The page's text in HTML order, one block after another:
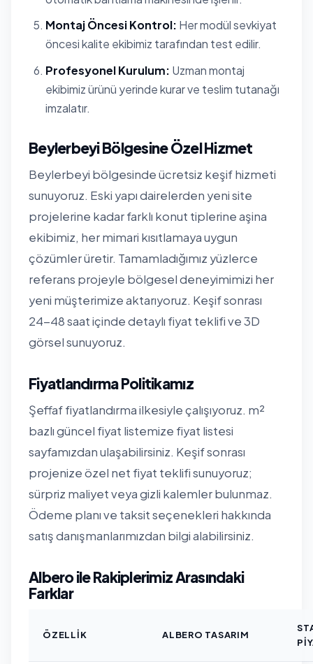
Montaj Öncesi Kontrol: Her modül sevkiyat
öncesi kalite ekibimiz tarafından test edilir.
Profesyonel Kurulum: Uzman montaj
ekibimiz ürünü yerinde kurar ve teslim tutanağı
imzalatır.
Beylerbeyi Bölgesine Özel Hizmet
Beylerbeyi bölgesinde ücretsiz keşif hizmeti
sunuyoruz. Eski yapı dairelerden yeni site
projelerine kadar farklı konut tiplerine aşina
ekibimiz, her mimari kısıtlamaya uygun
çözümler üretir. Tamamladığımız yüzlerce
referans projeyle bölgesel deneyimimizi her
yeni müşterimize aktarıyoruz. Keşif sonrası
24-48 saat içinde detaylı fiyat teklifi ve 3D
görsel sunuyoruz.
Fiyatlandırma Politikamız
Şeffaf fiyatlandırma ilkesiyle çalışıyoruz. m²
bazlı güncel fiyat listemize fiyat listesi
sayfamızdanulaşabilirsiniz. Keşif sonrası
projenize özel net fiyat teklifi sunuyoruz;
sürpriz maliyet veya gizli kalemler bulunmaz.
Ödeme planı ve taksit seçenekleri hakkında
satış danışmanlarımızdan bilgi alabilirsiniz.
Albero ile Rakiplerimiz Arasındaki
Farklar
ÖZELLIK ALBERO TASARIM